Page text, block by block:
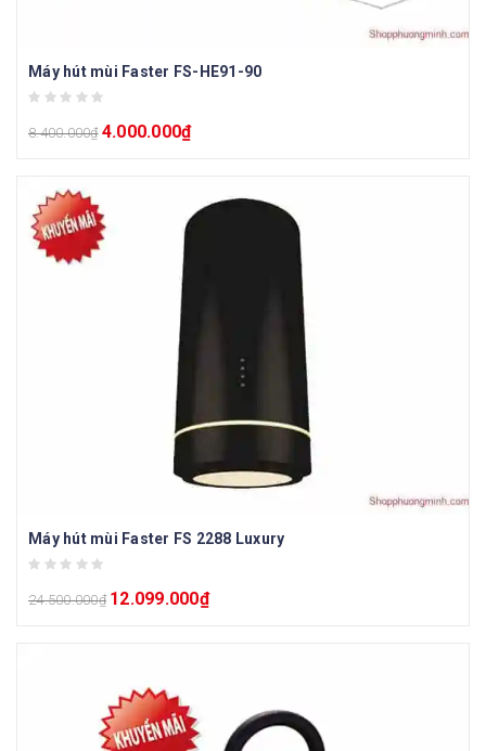
Máy hút mùi Faster FS-HE91-90
8.400.000₫ 4.000.000₫
Máy hút mùi Faster FS 2288 Luxury
24.500.000₫ 12.099.000₫